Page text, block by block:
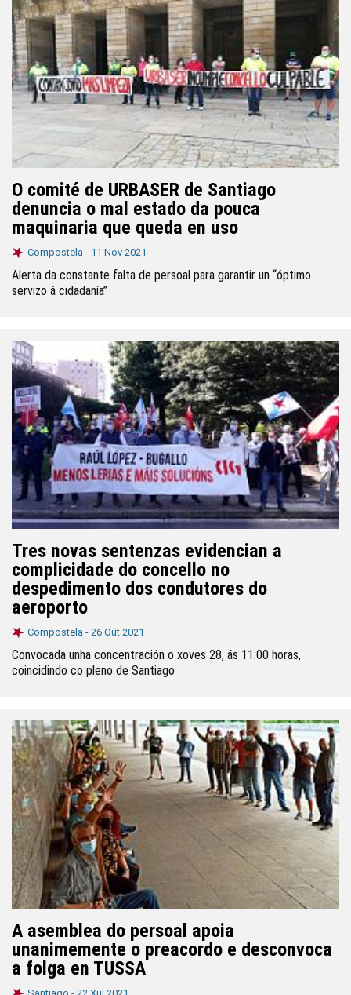
O comité de URBASER de Santiago
denuncia o mal estado da pouca
maquinaria que queda en uso
Compostela - 11 Nov 2021
Alerta da constante falta de persoal para garantir un “óptimo
servizo á cidadanía”
Tres novas sentenzas evidencian a
complicidade do concello no
despedimento dos condutores do
aeroporto
Compostela - 26 Out 2021
Convocada unha concentración o xoves 28, ás 11:00 horas,
coincidindo co pleno de Santiago
A asemblea do persoal apoia
unanimemente o preacordo e desconvoca
a folga en TUSSA